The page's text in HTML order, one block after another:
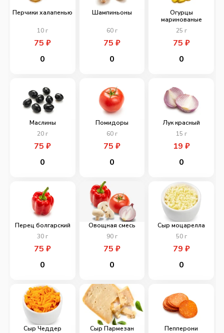
Перчики халапенью
10 г
75₽
0
Шампиньоны
60г
75 ₽
0
Огурцы
маринованые
25 г
75 ₽
0
Маслины
20 г
75₽
0
Помидоры
60г
75 ₽
0
Лук красный
15 г
19 ₽
0
Перец болгарский
30 г
75₽
0
Овощная смесь
90г
75 ₽
0
Сыр моцарелла
50г
79 ₽
0
Сыр Чеддер
Сыр Пармезан
Пепперони